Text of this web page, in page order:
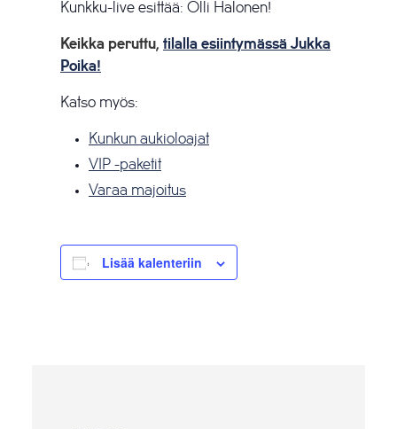
Kunkku-live esittää: Olli Halonen!
Keikka peruttu, tilalla esiintymässä Jukka
Poika!
Katso myös:
Kunkun aukioloajat
VIP -paketit
Varaa majoitus
Lisää kalenteriin